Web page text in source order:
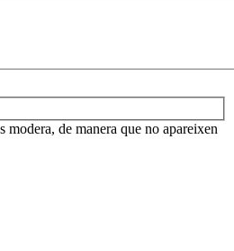
modera, de manera que no apareixen